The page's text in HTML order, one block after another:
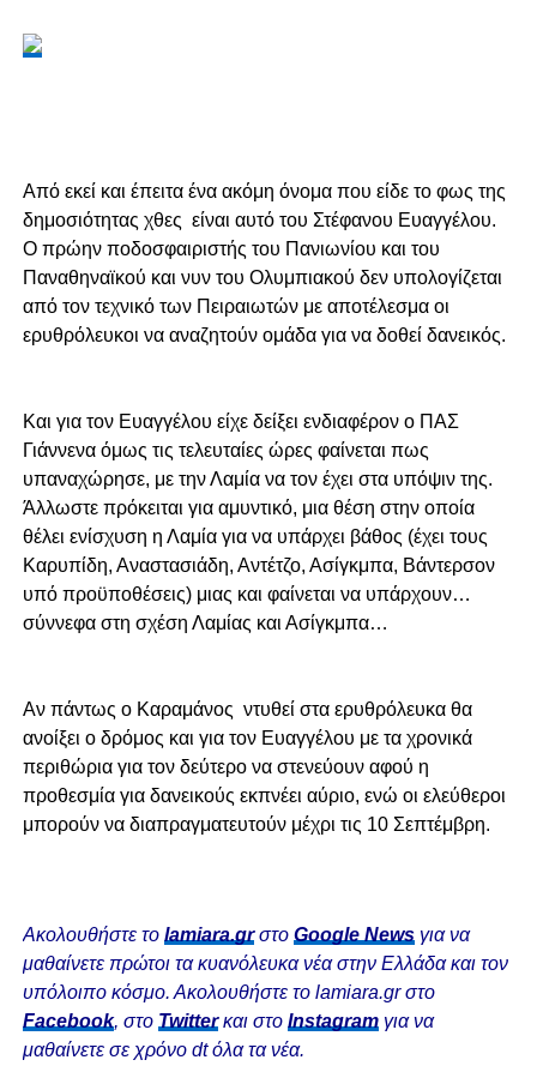
Από εκεί και έπειτα ένα ακόμη όνομα που είδε το φως της
δημοσιότητας χθες είναι αυτό του Στέφανου Ευαγγέλου.
Ο πρώην ποδοσφαιριστής του Πανιωνίου και του
Παναθηναϊκού και νυν του Ολυμπιακού δεν υπολογίζεται
από τον τεχνικό των Πειραιωτών με αποτέλεσμα οι
ερυθρόλευκοι να αναζητούν ομάδα για να δοθεί δανεικός.
Και για τον Ευαγγέλου είχε δείξει ενδιαφέρον ο ΠΑΣ
Γιάννενα όμως τις τελευταίες ώρες φαίνεται πως
υπαναχώρησε, με την Λαμία να τον έχει στα υπόψιν της.
Άλλωστε πρόκειται για αμυντικό, μια θέση στην οποία
θέλει ενίσχυση η Λαμία για να υπάρχει βάθος (έχει τους
Καρυπίδη, Αναστασιάδη, Αντέτζο, Ασίγκμπα, Βάντερσον
υπό προϋποθέσεις) μιας και φαίνεται να υπάρχουν…
σύννεφα στη σχέση Λαμίας και Ασίγκμπα…
Αν πάντως ο Καραμάνος ντυθεί στα ερυθρόλευκα θα
ανοίξει ο δρόμος και για τον Ευαγγέλου με τα χρονικά
περιθώρια για τον δεύτερο να στενεύουν αφού η
προθεσμία για δανεικούς εκπνέει αύριο, ενώ οι ελεύθεροι
μπορούν να διαπραγματευτούν μέχρι τις 10 Σεπτέμβρη.
Ακολουθήστε το lamiara.grστο Google Newsγια να
μαθαίνετε πρώτοι τα κυανόλευκα νέα στην Ελλάδα και τον
υπόλοιπο κόσμο. Ακολουθήστε το lamiara.gr στο
Facebook, στο Twitterκαι στο Instagram για να
μαθαίνετε σε χρόνο dt όλα τα νέα.